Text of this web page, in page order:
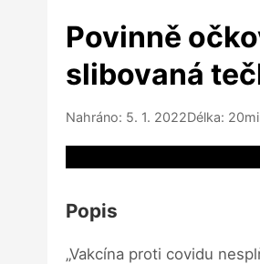
Povinně
slibovaná
Nahráno: 5. 1. 2022Délka:
Popis
„Vakcína proti covidu